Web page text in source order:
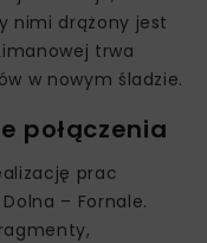
nimi drążony jest
trwa
w nowym śladzie.
połączenia
prac
– Fornale.